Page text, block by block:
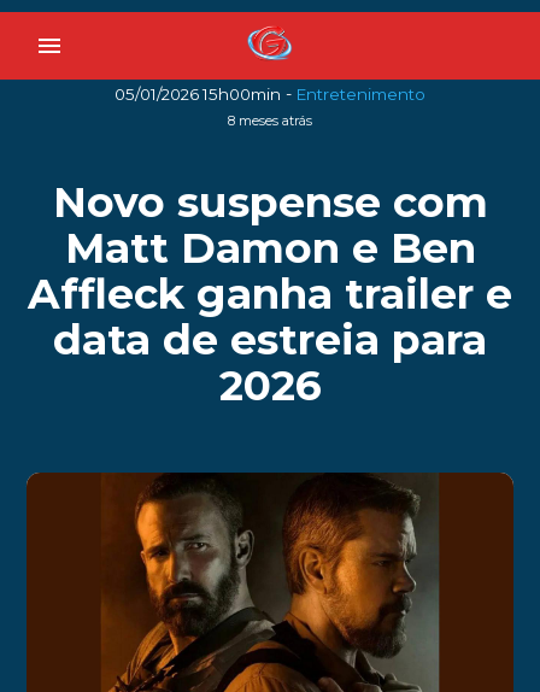
menu
05/01/2026 15h00min - Entretenimento
8 meses atrás
Novo suspense com
Matt Damon e Ben
Affleck ganha trailer e
data de estreia para
2026